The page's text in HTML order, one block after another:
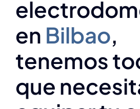
en Bilbao,
tenemos
que